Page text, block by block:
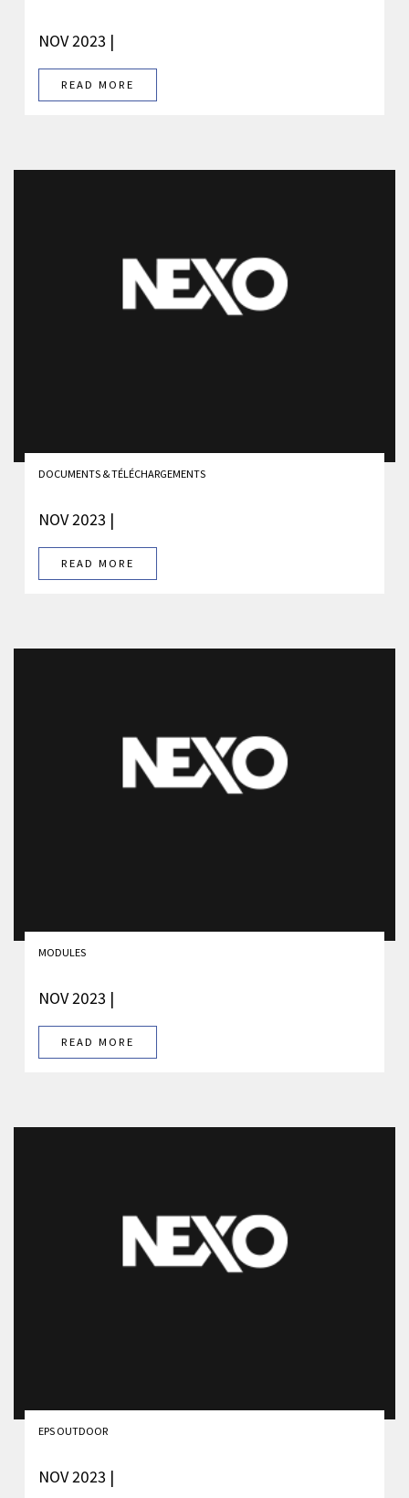
NOV 2023 |
READ MORE
DOCUMENTS & TÉLÉCHARGEMENTS
NOV 2023 |
READ MORE
MODULES
NOV 2023 |
READ MORE
EPS OUTDOOR
NOV 2023 |